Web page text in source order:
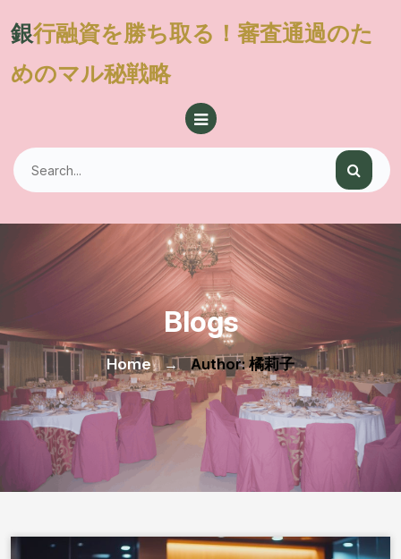
to銀行融資を勝ち取る！審査通過のた
めのマル秘戦略
Blogs
Home → Author: 橘莉子